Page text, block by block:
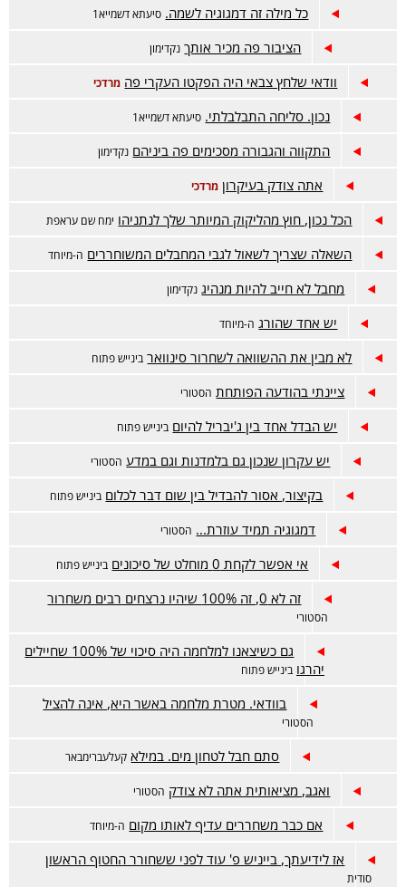
כל מילה זה דמגוגיה לשמה. סיעתא דשמייא1
הציבור פה מכיר אותך נקדימון
וודאי שלחץ צבאי היה הפקטו העקרי פה מרדכי
נכון. סליחה התבלבלתי. סיעתא דשמייא1
התקווה והגבורה מסכימים פה ביניהם נקדימון
אתה צודק בעיקרון מרדכי
הכל נכון, חוץ מהליקוק המיותר שלך לנתניהו ימח שם עראפת
השאלה שצריך לשאול לגבי המחבלים המשוחררים ה-מיוחד
מחבל לא חייב להיות מנהיג נקדימון
יש אחד שהורג ה-מיוחד
לא מבין את ההשוואה לשחרור סינוואר בינייש פתוח
ציינתי בהודעה הפותחת הסטורי
יש הבדל אחד בין ג'יבריל להיום בינייש פתוח
יש עקרון שנכון גם בלמדנות וגם במדע הסטורי
בקיצור, אסור להבדיל בין שום דבר לכלום בינייש פתוח
דמגוגיה תמיד עוזרת... הסטורי
אי אפשר לקחת 0 מוחלט של סיכונים בינייש פתוח
זה לא 0, זה 100% שיהיו נרצחים רבים משחרור
הסטורי
גם כשיצאנו למלחמה היה סיכוי של 100% שחיילים
יהרגו בינייש פתוח
בוודאי. מטרת מלחמה באשר היא, אינה להציל
הסטורי
סתם חבל לטחון מים. במילא קעלעברימבאר
ואגב, מציאותית אתה לא צודק הסטורי
אם כבר משחררים עדיף לאותו מקום ה-מיוחד
אז לידיעתך, בייניש פ' עוד לפני ששחורר החטוף הראשון
סודית